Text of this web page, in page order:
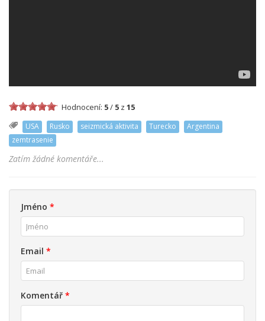
Hodnocení: 5/ 5 z 15
USA Rusko seizmická aktivita Turecko
Argentina
zemtrasenie
Zatím žádné komentáře...
Jméno *
Email *
Komentář *